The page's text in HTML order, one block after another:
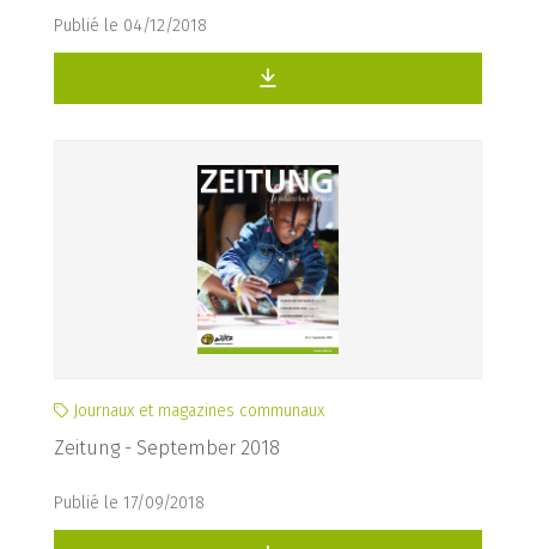
Publié le 04/12/2018
Journaux et magazines communaux
Zeitung - September 2018
Publié le 17/09/2018